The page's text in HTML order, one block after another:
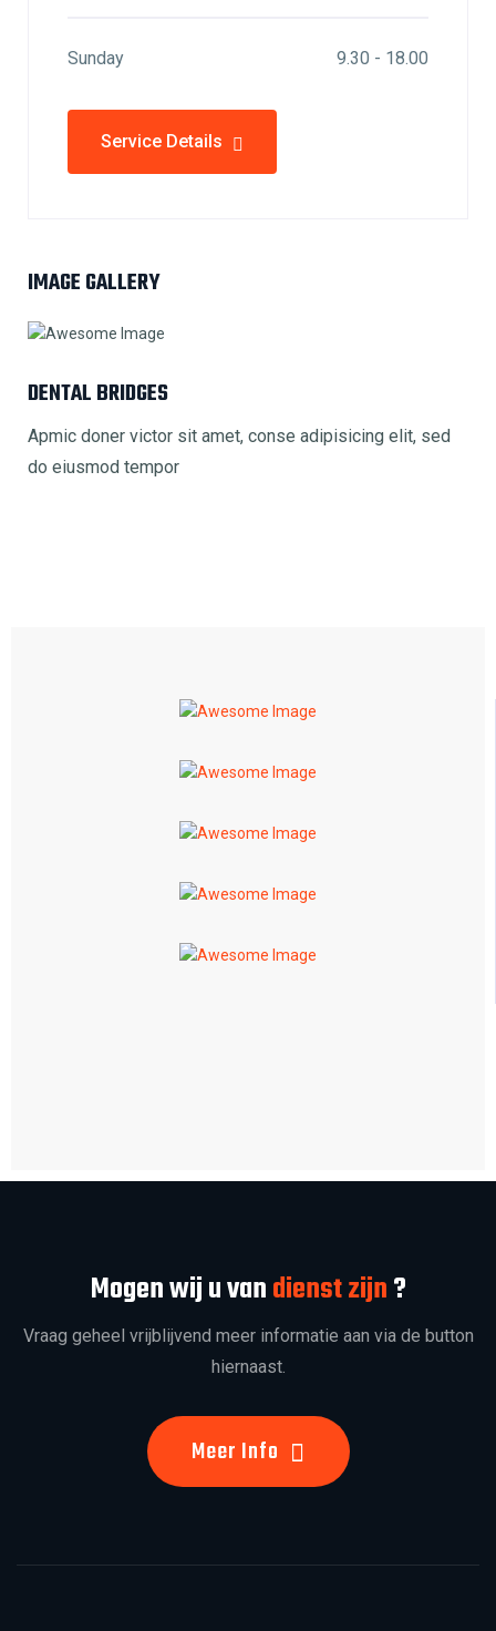
Sunday 9.30 - 18.00
Service Details
IMAGE GALLERY
DENTAL BRIDGES
Apmic doner victor sit amet, conse adipisicing elit, sed
do eiusmod tempor
Mogen wij u vandienst zijn?
Vraag geheel vrijblijvend meer informatie aan via de button
hiernaast.
Meer Info